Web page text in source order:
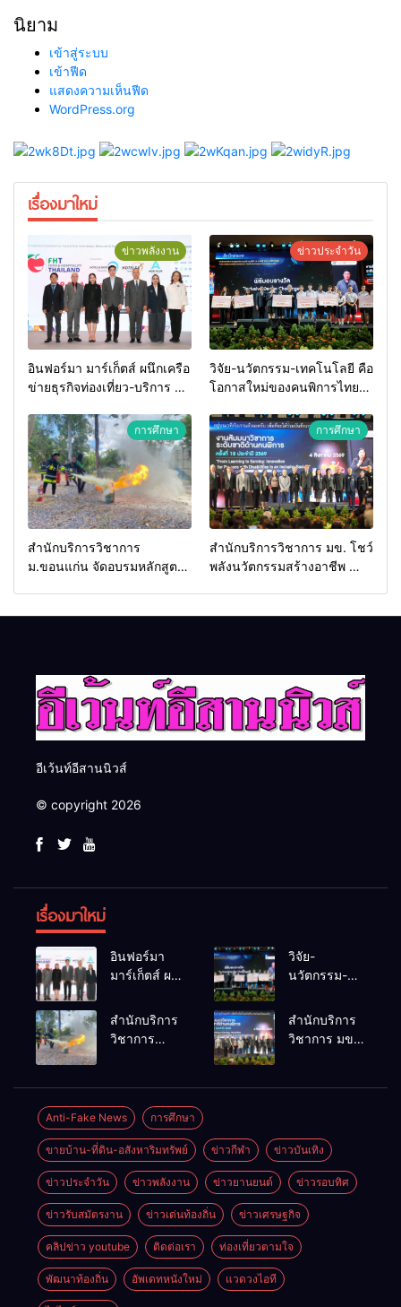
นิยาม
เข้าสู่ระบบ
เข้าฟีด
แสดงความเห็นฟีด
WordPress.org
เรื่องมาใหม่
ข่าวพลังงาน
อินฟอร์มา มาร์เก็ตส์ ผนึกเครือ
ข่ายธุรกิจท่องเที่ยว-บริการ จัด
2026 เชื่อม 4 งานใหญ่ สร้าง
โอกาสธุรกิจครบวงจร ด้วย
ครับ
ข่าวประจำวัน
วิจัย-นวัตกรรม-เทคโนโลยี คือ
โอกาสใหม่ของคนพิการไทย
ประเทศ
การศึกษา
สำนักบริการวิชาการ
ม.ขอนแก่น จัดอบรมหลักสูตร
การศึกษา
สำนักบริการวิชาการ มข. โชว์
พลังนวัตกรรมสร้างอาชีพ นำ
อีเว้นท์อีสานนิวส์
© copyright 2026
เรื่องมาใหม่
อินฟอร์มา
มาร์เก็ตส์ ผนึก
ธุรกิจท่อง
เที่ยว-บริการ
Thailand
2026 เชื่อม 4
งานใหญ่
สร้างโอกาส
ธุรกิจครบ
วงจร ด้วยครับ
วิจัย-
นวัตกรรม-
คือโอกาสใหม่
ของคนพิการ
เศรษฐกิจ
สำนักบริการ
วิชาการ
เพลิงขั้นต้น”
ยกระดับ
ศักยภาพเจ้า
หน้าที่ท้องถิ่น
รับมืออัคคีภัย
ตามมาตรฐาน
สากล
สำนักบริการ
วิชาการ มข.
เวทีระดับชาติ
NCPD 2026
เปลี่ยน “ผ้า
เหลือ” สู่ราย
ได้ที่ยั่งยืน
Anti-Fake News การศึกษา
ขายบ้าน-ที่ดิน-อสังหาริมทรัพย์ ข่าวกีฬา ข่าวบันเทิง
ข่าวประจำวัน ข่าวพลังงาน ข่าวยานยนต์ ข่าวรอบทิศ
ข่าวรับสมัตรงาน ข่าวเด่นท้องถิ่น ข่าวเศรษฐกิจ
คลิปข่าว youtube ติดต่อเรา ท่องเที่ยวตามใจ
พัฒนาท้องถิ่น อัพเดทหนังใหม่ แวดวงไอที